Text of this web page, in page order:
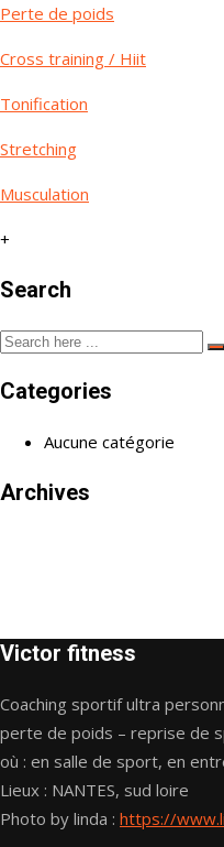
Perte de poids
Cross training / Hiit
Tonification
Stretching
Musculation
+
Search
Categories
Aucune catégorie
Archives
Victor fitness
Coaching sportif ultra
perte de poids – reprise de
où : en salle de sport, en
Lieux : NANTES, sud loire
Photo by linda : https://